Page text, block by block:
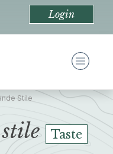
Login
Stile
Taste